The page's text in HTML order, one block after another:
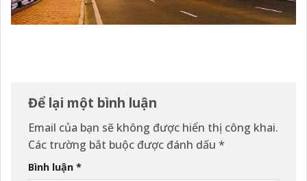
Để lại một bình luận
Email của bạn sẽ không được hiển thị công khai.
Các trường bắt buộc được đánh dấu *
Bình luận *